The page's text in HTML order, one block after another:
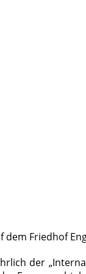
dem Friedhof
der